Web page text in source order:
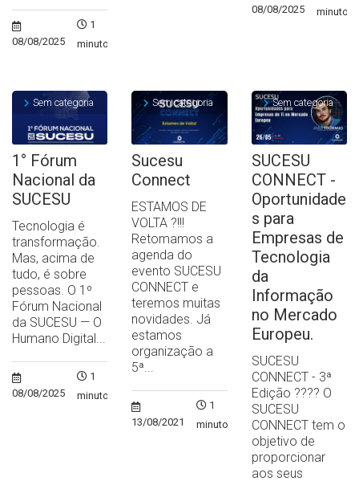
08/08/2025
1
minuto
08/08/2025
minuto
Sem categoria
1° Fórum
Nacional da
SUCESU
Tecnologia é
transformação.
Mas, acima de
tudo, é sobre
pessoas. O 1º
Fórum Nacional
da SUCESU — O
Humano Digital...
08/08/2025
1
minuto
Sem categoria
Sucesu
Connect
ESTAMOS DE
VOLTA ?!!!
Retomamos a
agenda do
evento SUCESU
CONNECT e
teremos muitas
novidades. Já
estamos
organização a
5ª...
13/08/2021
1
minuto
Sem categoria
SUCESU
CONNECT -
Oportunidade
s para
Empresas de
Tecnologia
da
Informação
no Mercado
Europeu.
SUCESU
CONNECT - 3ª
Edição ?‍??‍? O
SUCESU
CONNECT tem o
objetivo de
proporcionar
aos seus